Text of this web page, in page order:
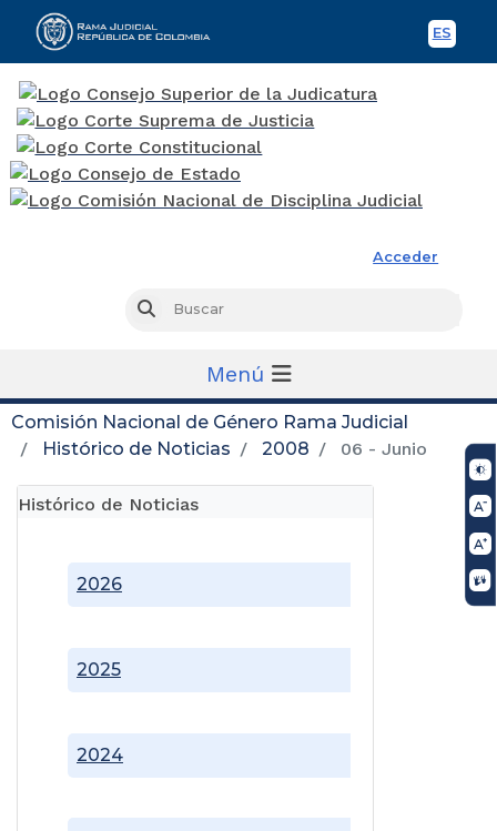
ES
Acceder
Buscar
Menú
Comisión Nacional de Género Rama Judicial
Histórico de Noticias
2008 06 - Junio
Histórico de Noticias
2024
2025
2026